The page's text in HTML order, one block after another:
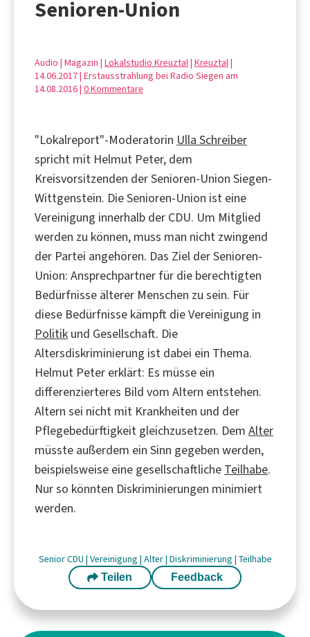
Senioren-Union
Audio | Magazin | Lokalstudio Kreuztal| Kreuztal|
14.06.2017 | Erstausstrahlung bei Radio Siegen am
14.08.2016 | 0 Kommentare
"Lokalreport"-Moderatorin Ulla Schreiber
spricht mit Helmut Peter, dem
Kreisvorsitzenden der Senioren-Union Siegen-
Wittgenstein. Die Senioren-Union ist eine
Vereinigung innerhalb der CDU. Um Mitglied
werden zu können, muss man nicht zwingend
der Partei angehören. Das Ziel der Senioren-
Union: Ansprechpartner für die berechtigten
Bedürfnisse älterer Menschen zu sein. Für
diese Bedürfnisse kämpft die Vereinigung in
Politik und Gesellschaft. Die
Altersdiskriminierung ist dabei ein Thema.
Helmut Peter erklärt: Es müsse ein
differenzierteres Bild vom Altern entstehen.
Altern sei nicht mit Krankheiten und der
Pflegebedürftigkeit gleichzusetzen. Dem Alter
müsste außerdem ein Sinn gegeben werden,
beispielsweise eine gesellschaftliche Teilhabe.
Nur so könnten Diskriminierungen minimiert
werden.
SeniorCDU | Vereinigung | Alter| Diskriminierung | Teilhabe
Teilen Feedback